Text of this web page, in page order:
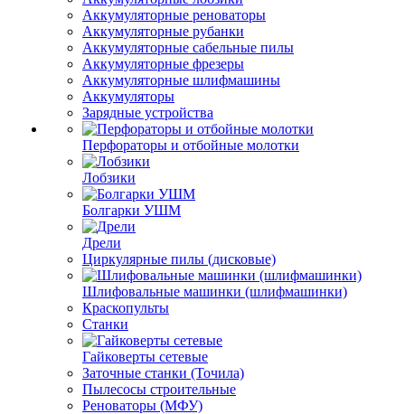
Аккумуляторные реноваторы
Аккумуляторные рубанки
Аккумуляторные сабельные пилы
Аккумуляторные фрезеры
Аккумуляторные шлифмашины
Аккумуляторы
Зарядные устройства
Перфораторы и отбойные молотки
Лобзики
Болгарки УШМ
Дрели
Циркулярные пилы (дисковые)
Шлифовальные машинки (шлифмашинки)
Краскопульты
Станки
Гайковерты сетевые
Заточные станки (Точила)
Пылесосы строительные
Реноваторы (МФУ)